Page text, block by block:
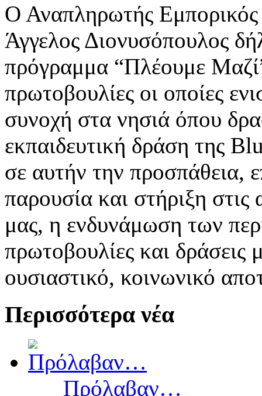
Ο Αναπληρωτής
Άγγελος Διονυσόπουλος
πρόγραμμα “Πλέουμε
πρωτοβουλίες οι οποίες
συνοχή στα νησιά όπου
εκπαιδευτική δράση της
σε αυτήν την προσπάθεια,
παρουσία και στήριξη
μας, η ενδυνάμωση των
πρωτοβουλίες και
ουσιαστικό, κοινωνικό
Περισσότερα νέα
Πρόλαβαν…